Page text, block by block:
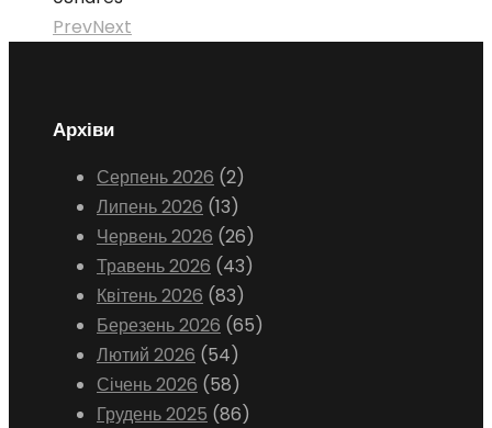
PrevNext
Архіви
Серпень 2026 (2)
Липень 2026 (13)
Червень 2026 (26)
Травень 2026 (43)
Квітень 2026 (83)
Березень 2026 (65)
Лютий 2026 (54)
Січень 2026 (58)
Грудень 2025 (86)